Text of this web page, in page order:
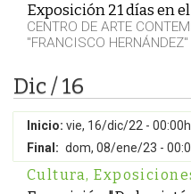
Exposición 21 días en el
CENTRO DE ARTE
"FRANCISCO HERNÁNDEZ"
Dic / 16
Inicio: vie, 16/dic/22 - 00:00h
Final: dom, 08/ene/23 -
Cultura,